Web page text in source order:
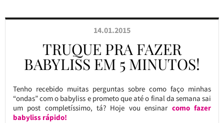
14.01.2015
TRUQUE PRA FAZER
BABYLISS EM 5 MINUTOS!
Tenho recebido muitas perguntas sobre como faço minhas
“ondas” com o babyliss e prometo que até o final da semana sai
um post completíssimo, tá? Hoje vou ensinar como fazer
babyliss rápido!